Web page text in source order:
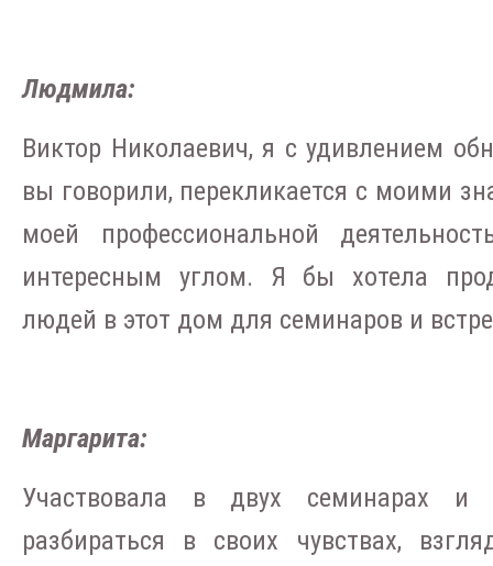
Людмила:
Виктор Николаевич, я с удивлением
вы говорили, перекликается с моими
моей профессиональной
интересным углом. Я бы хотела
людей в этот дом для семинаров и
Маргарита:
Участвовала в двух семинарах и
разбираться в своих чувствах,